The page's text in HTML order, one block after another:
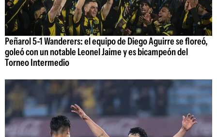
Peñarol 5-1 Wanderers: el equipo de Diego Aguirre se floreó,
goleó con un notable Leonel Jaime y es bicampeón del
Torneo Intermedio